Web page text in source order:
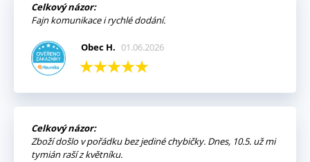
Celkový názor:
Fajn komunikace i rychlé dodání.
Obec H. 01.06.2026
Celkový názor:
Zboží došlo v pořádku bez jediné chybičky. Dnes, 10.5. už mi
tymián raší z květníku.